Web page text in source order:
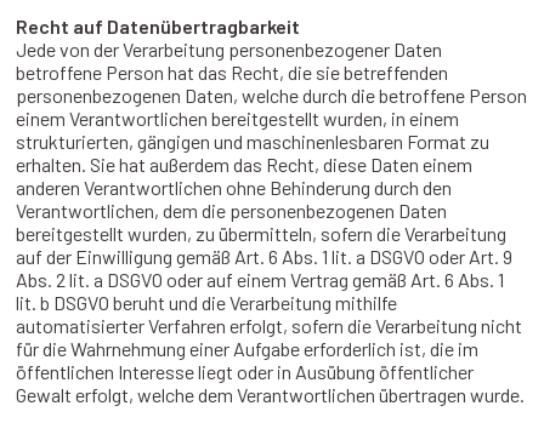
Recht auf Datenübertragbarkeit
Jede von der Verarbeitung personenbezogener Daten
betroffene Person hat das Recht, die sie betreffenden
personenbezogenen Daten, welche durch die betroffene Person
einem Verantwortlichen bereitgestellt wurden, in einem
strukturierten, gängigen und maschinenlesbaren Format zu
erhalten. Sie hat außerdem das Recht, diese Daten einem
anderen Verantwortlichen ohne Behinderung durch den
Verantwortlichen, dem die personenbezogenen Daten
bereitgestellt wurden, zu übermitteln, sofern die Verarbeitung
auf der Einwilligung gemäß Art. 6 Abs. 1 lit. a DSGVO oder Art. 9
Abs. 2 lit. a DSGVO oder auf einem Vertrag gemäß Art. 6 Abs. 1
lit. b DSGVO beruht und die Verarbeitung mithilfe
automatisierter Verfahren erfolgt, sofern die Verarbeitung nicht
für die Wahrnehmung einer Aufgabe erforderlich ist, die im
öffentlichen Interesse liegt oder in Ausübung öffentlicher
Gewalt erfolgt, welche dem Verantwortlichen übertragen wurde.